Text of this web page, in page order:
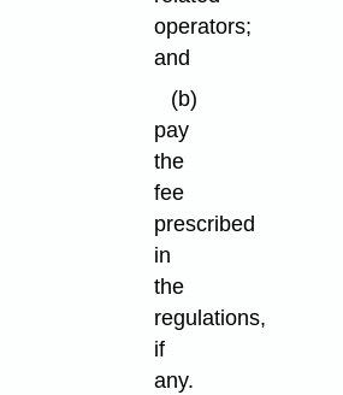
operators;
and
(b)
pay
the
fee
prescribed
in
the
regulations,
if
any.